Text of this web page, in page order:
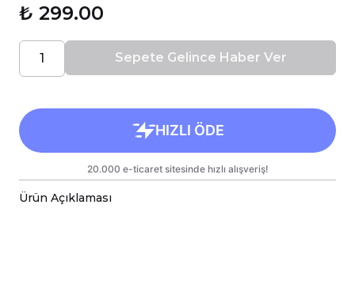
₺ 299.00
Sepete Gelince Haber Ver
Ürün Açıklaması